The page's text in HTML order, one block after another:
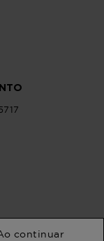
continuar